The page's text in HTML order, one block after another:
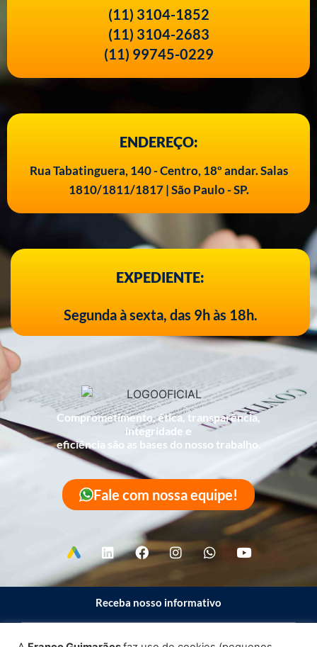
(11) 3104-1852
(11) 3104-2683
(11) 99745-0229
ENDEREÇO:
Rua Tabatinguera, 140 - Centro, 18º andar. Salas
1810/1811/1817 | São Paulo - SP.
EXPEDIENTE:
Segunda à sexta, das 9h às 18h.
Comprometimento, ética, transparência,
integridade e
eficiência são as bases do nosso trabalho.
Fale com nossa equipe!
Receba nosso informativo